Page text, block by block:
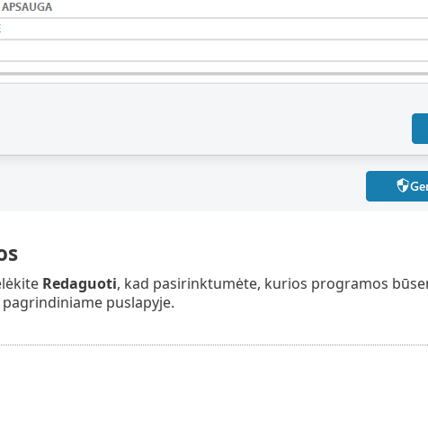
Redaguoti, kad pasirinktumėte, kurios programos
pagrindiniame puslapyje.